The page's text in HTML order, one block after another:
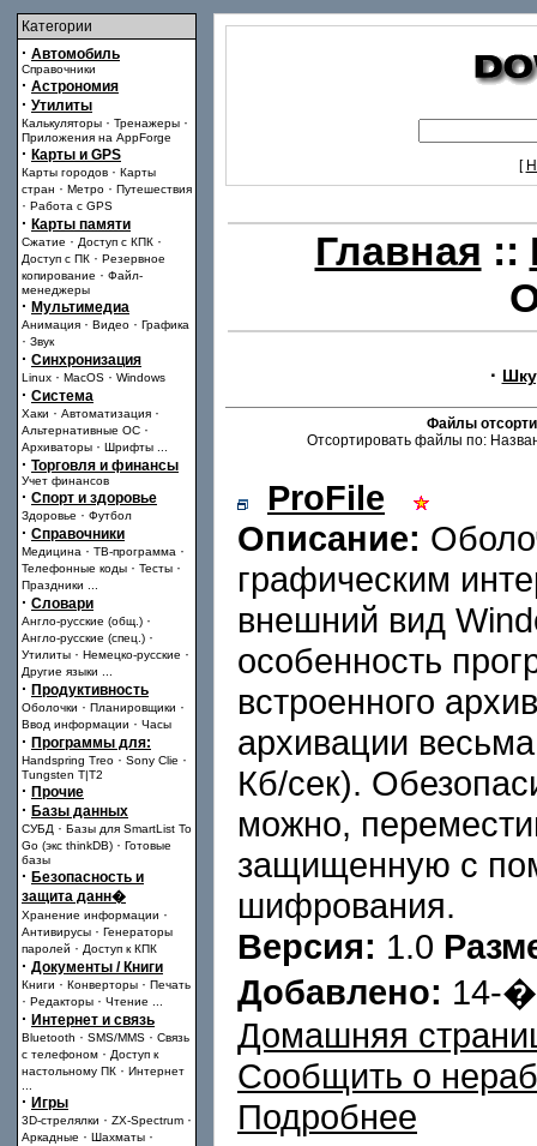
Категории
· Автомобиль
Справочники
· Астрономия
· Утилиты
Калькуляторы · Тренажеры ·
Приложения на AppForge
· Карты и GPS
Карты городов · Карты
стран · Метро · Путешествия
· Работа с GPS
· Карты памяти
Сжатие · Доступ с КПК ·
Доступ с ПК · Резервное
копирование · Файл-
менеджеры
· Мультимедиа
Анимация · Видео · Графика
· Звук
· Синхронизация
Linux · MacOS · Windows
· Система
Хаки · Автоматизация ·
Альтернативные ОС ·
Архиваторы · Шрифты
· Торговля и финансы
Учет финансов
· Спорт и здоровье
Здоровье · Футбол
· Справочники
Медицина · ТВ-программа ·
Телефонные коды · Тесты ·
Праздники
· Словари
Англо-русские (общ.) ·
Англо-русские (спец.) ·
Утилиты · Немецко-русские ·
Другие языки
· Продуктивность
Оболочки · Планировщики ·
Ввод информации · Часы
· Программы для:
Handspring Treo · Sony Clie ·
Tungsten T|T2
· Прочие
· Базы данных
СУБД · Базы для SmartList To
Go (экс thinkDB) · Готовые
базы
· Безопасность и
защита данн�
Хранение информации ·
Антивирусы · Генераторы
паролей · Доступ к КПК
· Документы / Книги
Книги · Конверторы · Печать
· Редакторы · Чтение
· Интернет и связь
Bluetooth · SMS/MMS · Связь
с телефоном · Доступ к
настольному ПК · Интернет
· Игры
3D-стрелялки · ZX-Spectrum ·
Аркадные · Шахматы ·
[
Главная ::
·
Файлы
Отсортировать файлы по:
ProFile
Описание:
графическим
внешний вид
особенность
встроенного
архивации
Кб/сек).
можно,
защищенную с
шифрования.
Версия: 1.0
Добавлено: 14-
Домашняя
Сообщить о
Подробнее